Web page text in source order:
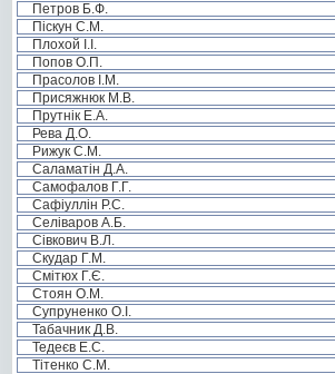
Петров Б.Ф.
Піскун С.М.
Плохой І.І.
Попов О.П.
Прасолов І.М.
Присяжнюк М.В.
Прутнік Е.А.
Рева Д.О.
Рижук С.М.
Саламатін Д.А.
Самофалов Г.Г.
Сафіуллін Р.С.
Селіваров А.Б.
Сівкович В.Л.
Скудар Г.М.
Смітюх Г.Є.
Стоян О.М.
Супруненко О.І.
Табачник Д.В.
Тедеєв Е.С.
Тітенко С.М.